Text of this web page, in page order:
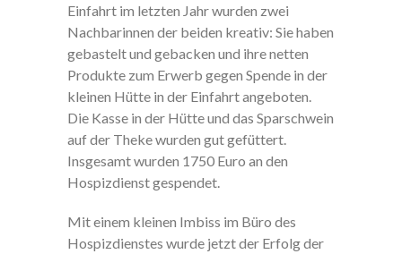
Einfahrt im letzten Jahr wurden zwei
Nachbarinnen der beiden kreativ: Sie haben
gebastelt und gebacken und ihre netten
Produkte zum Erwerb gegen Spende in der
kleinen Hütte in der Einfahrt angeboten.
Die Kasse in der Hütte und das Sparschwein
auf der Theke wurden gut gefüttert.
Insgesamt wurden 1750 Euro an den
Hospizdienst gespendet.
Mit einem kleinen Imbiss im Büro des
Hospizdienstes wurde jetzt der Erfolg der